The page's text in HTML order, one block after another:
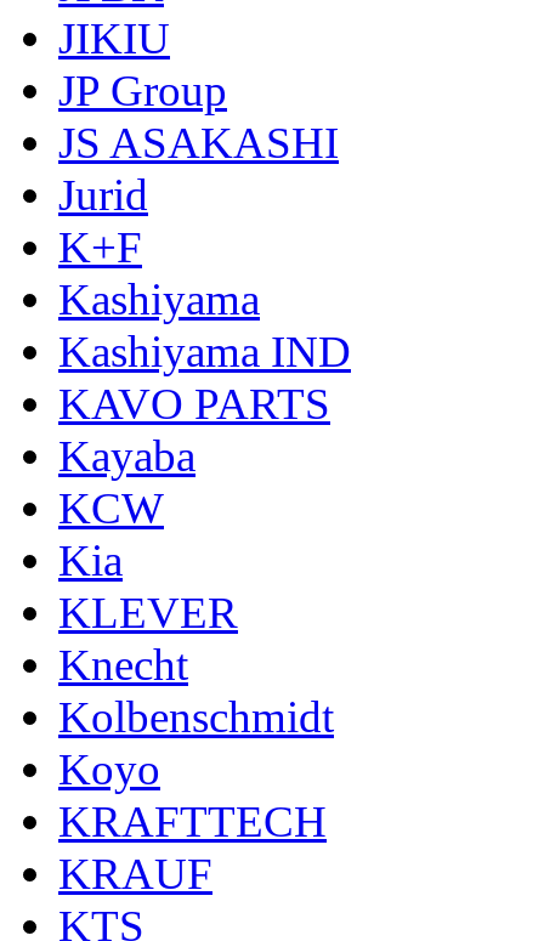
JIKIU
JP Group
JS ASAKASHI
Jurid
K+F
Kashiyama
Kashiyama IND
KAVO PARTS
Kayaba
KCW
Kia
KLEVER
Knecht
Kolbenschmidt
Koyo
KRAFTTECH
KRAUF
KTS